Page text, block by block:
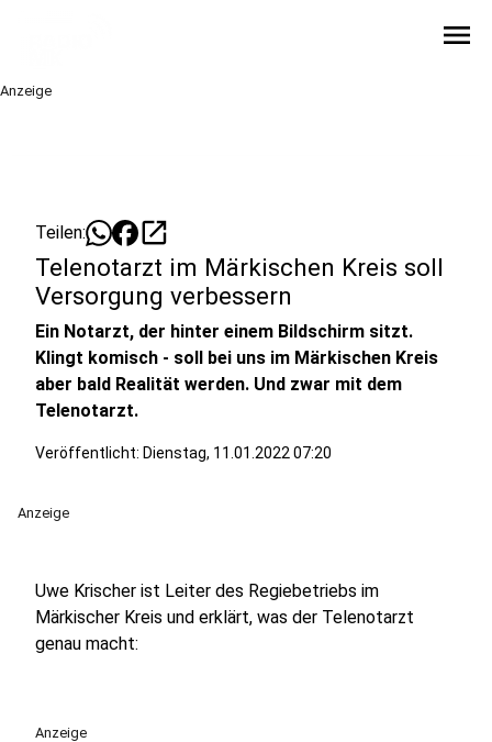
menu
Anzeige
Teilen: open_in_new
Telenotarzt im Märkischen Kreis soll
Versorgung verbessern
Ein Notarzt, der hinter einem Bildschirm sitzt.
Klingt komisch - soll bei uns im Märkischen Kreis
aber bald Realität werden. Und zwar mit dem
Telenotarzt.
Veröffentlicht: Dienstag, 11.01.2022 07:20
Anzeige
Uwe Krischer ist Leiter des Regiebetriebs im
Märkischer Kreis und erklärt, was der Telenotarzt
genau macht:
Anzeige